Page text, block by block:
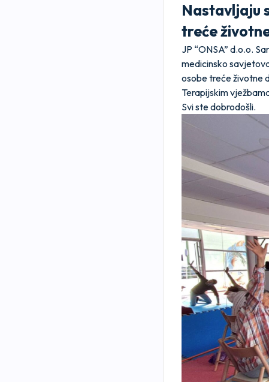
Nastavljaju
treće
JP “ONSA” d.o.o.
medicinsko
osobe treće životne
Terapijskim
Svi ste dobrodošli.